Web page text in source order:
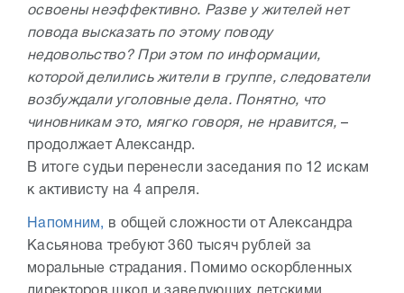
освоены неэффективно. Разве у жителей нет
повода высказать по этому поводу
недовольство? При этом по информации,
которой делились жители в группе, следователи
возбуждали уголовные дела. Понятно, что
чиновникам это, мягко говоря, не нравится, –
продолжает Александр.
В итоге судьи перенесли заседания по 12 искам
к активисту на 4 апреля.
Напомним, в общей сложности от Александра
Касьянова требуют 360 тысяч рублей за
моральные страдания. Помимо оскорбленных